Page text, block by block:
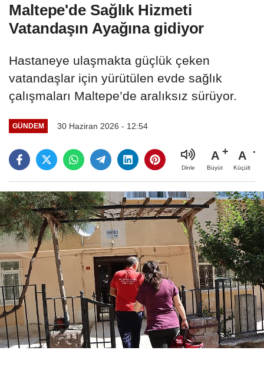
Maltepe'de Sağlık Hizmeti
Vatandaşın Ayağına gidiyor
Hastaneye ulaşmakta güçlük çeken
vatandaşlar için yürütülen evde sağlık
çalışmaları Maltepe’de aralıksız sürüyor.
GÜNDEM 30 Haziran 2026 - 12:54
Dinle
A
Büyüt
A
Küçült